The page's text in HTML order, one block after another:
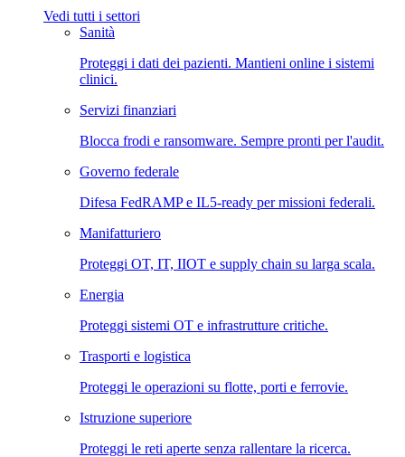
Vedi tutti i settori
Sanità
Proteggi i dati dei pazienti. Mantieni online i sistemi
clinici.
Servizi finanziari
Blocca frodi e ransomware. Sempre pronti per l'audit.
Governo federale
Difesa FedRAMP e IL5-ready per missioni federali.
Manifatturiero
Proteggi OT, IT, IIOT e supply chain su larga scala.
Energia
Proteggi sistemi OT e infrastrutture critiche.
Trasporti e logistica
Proteggi le operazioni su flotte, porti e ferrovie.
Istruzione superiore
Proteggi le reti aperte senza rallentare la ricerca.